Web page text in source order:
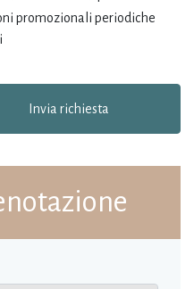
promozionali periodiche
Invia richiesta